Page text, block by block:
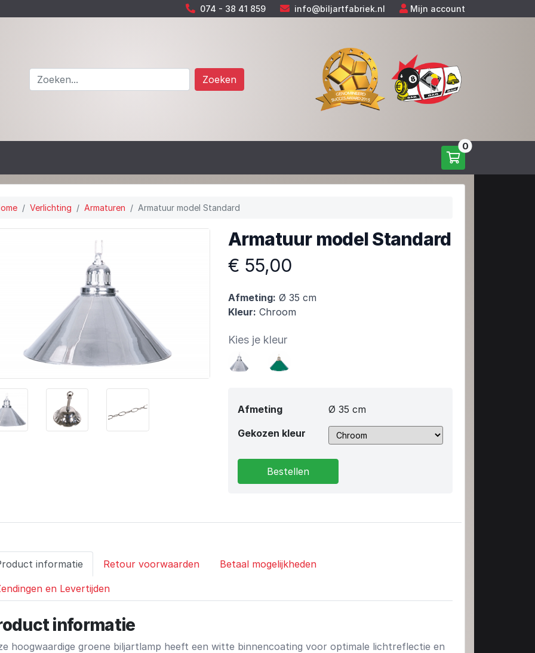
074 - 38 41 859 info@biljartfabriek.nl Mijn account
Zoeken
0
Verlichting Armaturen Armatuur model Standard
Armatuur model Standard
€ 55,00
Afmeting: Ø 35 cm
Kleur: Chroom
Kies je kleur
Afmeting
Ø 35 cm
Gekozen kleur
Bestellen
informatie Retour voorwaarden Betaal mogelijkheden
en Levertijden
informatie
hoogwaardige groene biljartlamp heeft een witte binnencoating voor optimale lichtreflectie en